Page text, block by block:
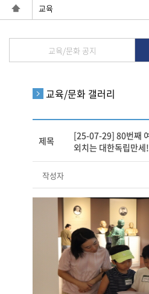
교육
교육/문화 공지
교육/문화 갤러리
제목
[25-07-29] 80번째
외치는 대한독립만세!
작성자